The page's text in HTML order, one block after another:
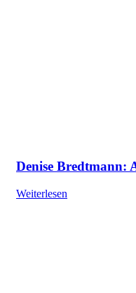
Denise Bredtmann:
Weiterlesen